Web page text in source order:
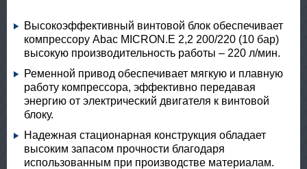
Высокоэффективный винтовой блок обеспечивает
компрессору Abac MICRON.E 2,2 200/220 (10 бар)
высокую производительность работы – 220 л/мин.
Ременной привод обеспечивает мягкую и плавную
работу компрессора, эффективно передавая
энергию от электрический двигателя к винтовой
блоку.
Надежная стационарная конструкция обладает
высоким запасом прочности благодаря
использованным при производстве материалам.